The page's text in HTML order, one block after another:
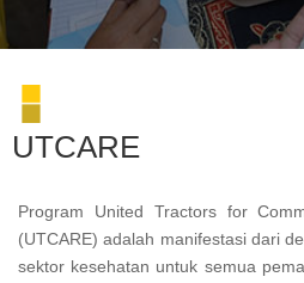
UTCARE
Program United Tractors for
(UTCARE) adalah manifestasi dari
sektor kesehatan untuk semua